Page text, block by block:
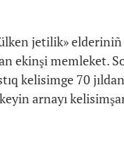
jetilik»
ekinşi memleket.
kelisimge 70
arnayı